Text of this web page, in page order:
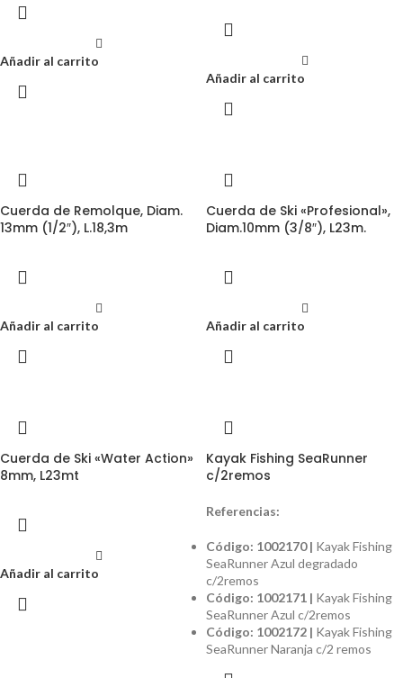
Añadir al carrito
Añadir al carrito
Cuerda de Remolque, Diam.
13mm (1/2″), L.18,3m
Añadir al carrito
Cuerda de Ski «Profesional»,
Diam.10mm (3/8″), L23m.
Añadir al carrito
Cuerda de Ski «Water Action»
8mm, L23mt
Añadir al carrito
Kayak Fishing SeaRunner
c/2remos
Referencias:
Código: 1002170 | Kayak Fishing
SeaRunner Azul degradado
c/2remos
Código: 1002171 | Kayak Fishing
SeaRunner Azul c/2remos
Código: 1002172 | Kayak Fishing
SeaRunner Naranja c/2 remos